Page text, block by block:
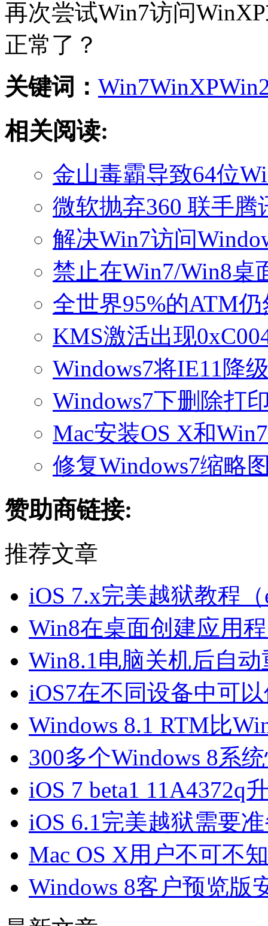
再次尝试Win7访问
正常了？
关键词： Win7WinXP
相关阅读:
金山毒霸导致64位
微软抛弃360 联手腾
解决Win7访问
禁止在Win7/Win8桌
全世界95%的ATM
KMS激活出现
Windows7将IE11降
Windows7下删除打
Mac安装OS X和
修复Windows7缩略
赞助商链接:
推荐文章
iOS 7.x完美越狱教程（
Win8在桌面创建应用
Win8.1电脑关机后自
iOS7在不同设备中可
Windows 8.1 RTM比
300多个Windows 8系
iOS 7 beta1 11A4372q
iOS 6.1完美越狱需要
Mac OS X用户不可不
Windows 8客户预览版